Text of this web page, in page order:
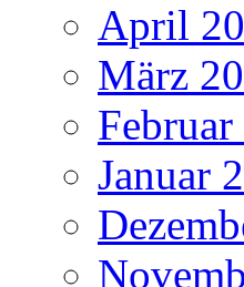
April
März
Januar